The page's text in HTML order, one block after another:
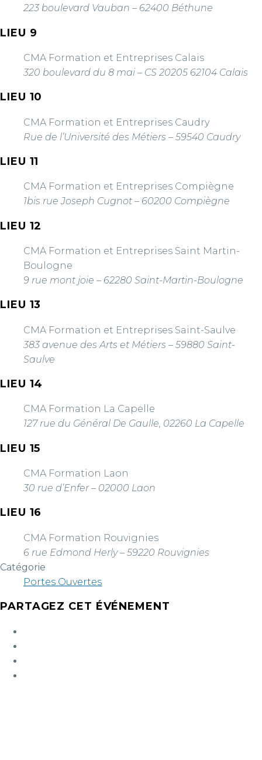
223 boulevard Vauban – 62400 Béthune
LIEU 9
CMA Formation et Entreprises Calais
320 boulevard du 8 mai – CS 20205 62104 Calais
LIEU 10
CMA Formation et Entreprises Caudry
Rue de l’Université des Métiers – 59540 Caudry
LIEU 11
CMA Formation et Entreprises Compiègne
1bis rue Joseph Cugnot – 60200 Compiègne
LIEU 12
CMA Formation et Entreprises Saint Martin-
Boulogne
9 rue mont joie – 62280 Saint-Martin-Boulogne
LIEU 13
CMA Formation et Entreprises Saint-Saulve
383 avenue des Arts et Métiers – 59880 Saint-
Saulve
LIEU 14
CMA Formation La Capelle
127 rue du Général De Gaulle, 02260 La Capelle
LIEU 15
CMA Formation Laon
30 rue d’Enfer – 02000 Laon
LIEU 16
CMA Formation Rouvignies
6 rue Edmond Herly – 59220 Rouvignies
Catégorie
Portes Ouvertes
PARTAGEZ CET ÉVÉNEMENT